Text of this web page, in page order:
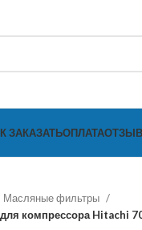
ЗАКАЗАТЬОПЛАТА
Масляные фильтры
компрессора Hitachi